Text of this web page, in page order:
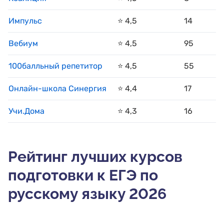
Импульс ⭐️ 4,5 14
Вебиум ⭐️ 4,5 95
100балльный репетитор ⭐️ 4,5 55
Онлайн-школа Синергия ⭐️ 4,4 17
Учи.Дома ⭐️ 4,3 16
Рейтинг лучших курсов
подготовки к ЕГЭ по
русскому языку 2026